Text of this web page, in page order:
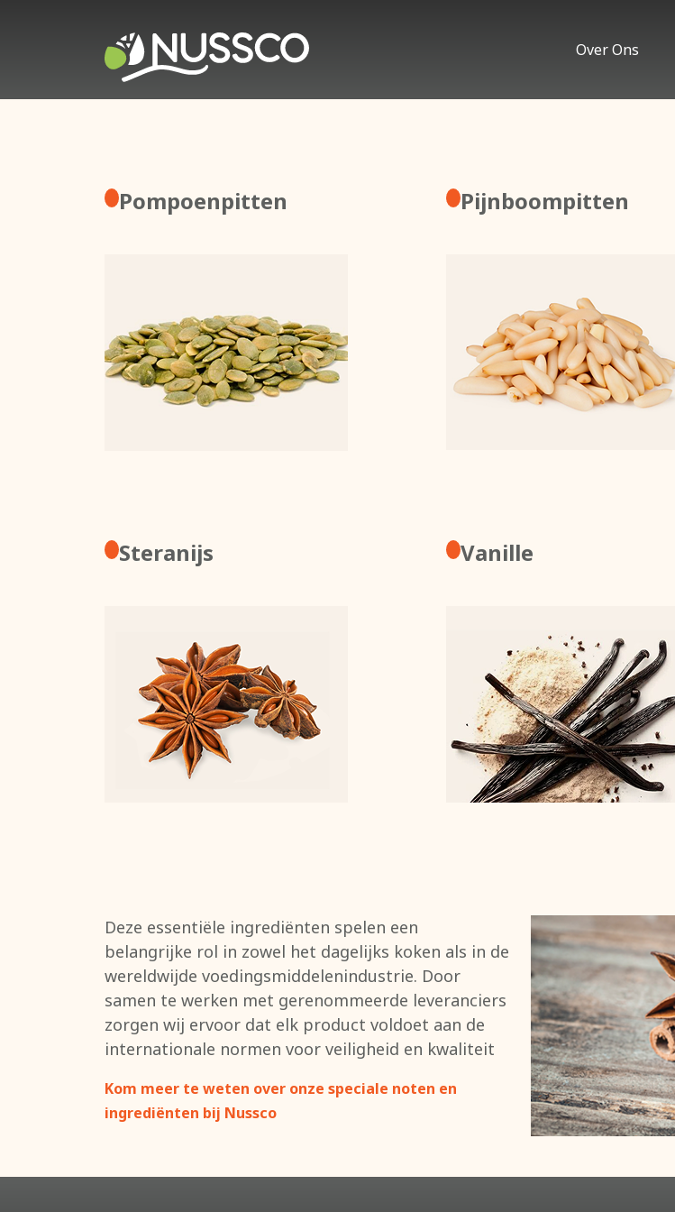
Over Ons
Pompoenpitten Pijnboompitten
Steranijs Vanille
Deze essentiële ingrediënten spelen een
belangrijke rol in zowel het dagelijks koken als in de
wereldwijde voedingsmiddelenindustrie. Door
samen te werken met gerenommeerde leveranciers
zorgen wij ervoor dat elk product voldoet aan de
internationale normen voor veiligheid en kwaliteit
Kom meer te weten over onze speciale noten en
ingrediënten bij Nussco